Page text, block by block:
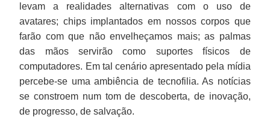
levam a realidades alternativas com o uso de
avatares; chips implantados em nossos corpos que
farão com que não envelheçamos mais; as palmas
das mãos servirão como suportes físicos de
computadores. Em tal cenário apresentado pela mídia
percebe-se uma ambiência de tecnofilia. As notícias
se constroem num tom de descoberta, de inovação,
de progresso, de salvação.